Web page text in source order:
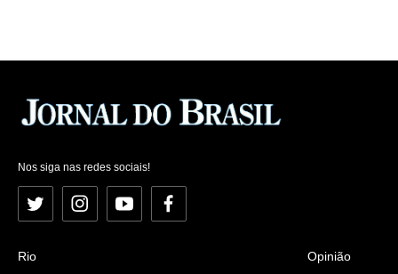
Nos siga nas redes sociais!
Twitter InstagramYouTubeFacebook
Rio
Opinião